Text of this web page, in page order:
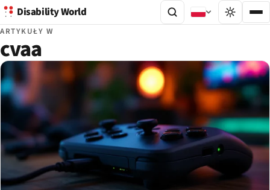
Disability World
ARTYKUŁY W
cvaa